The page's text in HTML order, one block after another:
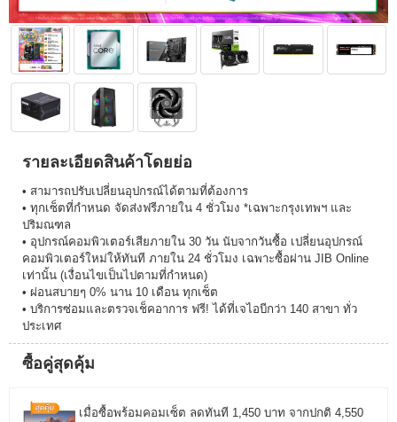
รายละเอียดสินค้าโดยย่อ
• สามารถปรับเปลี่ยนอุปกรณ์ได้ตามที่ต้องการ
• ทุกเซ็ตที่กำหนด จัดส่งฟรีภายใน 4 ชั่วโมง *เฉพาะกรุงเทพฯ และ
ปริมณฑล
• อุปกรณ์คอมพิวเตอร์เสียภายใน 30 วัน นับจากวันซื้อ เปลี่ยนอุปกรณ์
คอมพิวเตอร์ใหม่ให้ทันที ภายใน 24 ชั่วโมง เฉพาะซื้อผ่าน JIB Online
เท่านั้น (เงื่อนไขเป็นไปตามที่กำหนด)
• ผ่อนสบายๆ 0% นาน 10 เดือน ทุกเซ็ต
• บริการซ่อมและตรวจเช็คอาการ ฟรี! ได้ที่เจไอบีกว่า 140 สาขา ทั่ว
ประเทศ
ซื้อคู่สุดคุ้ม
เมื่อซื้อพร้อมคอมเซ็ต ลดทันที 1,450 บาท จากปกติ 4,550